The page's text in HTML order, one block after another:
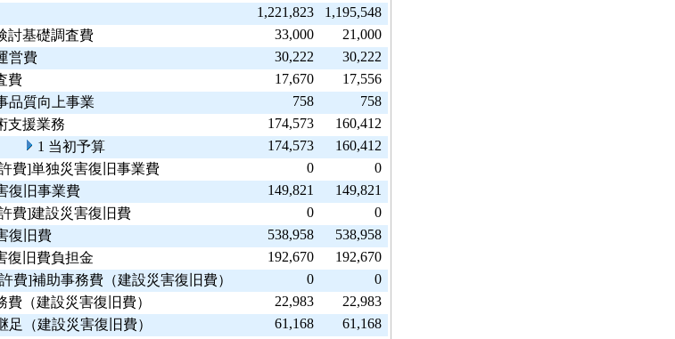
1,221,823
1,195,548
討基礎調査費
33,000
21,000
営費
30,222
30,222
費
17,670
17,556
品質向上事業
758
758
支援業務
174,573
160,412
1 当初予算
174,573
160,412
費]単独災害復旧事業費
0
0
復旧事業費
149,821
149,821
費]建設災害復旧費
0
0
復旧費
538,958
538,958
復旧費負担金
192,670
192,670
費]補助事務費（建設災害復旧費）
0
0
費（建設災害復旧費）
22,983
22,983
足（建設災害復旧費）
61,168
61,168